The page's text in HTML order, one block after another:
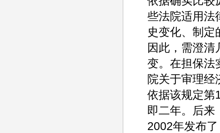
些法院适用法
史变化、制定
因此，需澄清
变。在担保法
院关于审理经
依据该规定第
即二年。后来
2002年发布